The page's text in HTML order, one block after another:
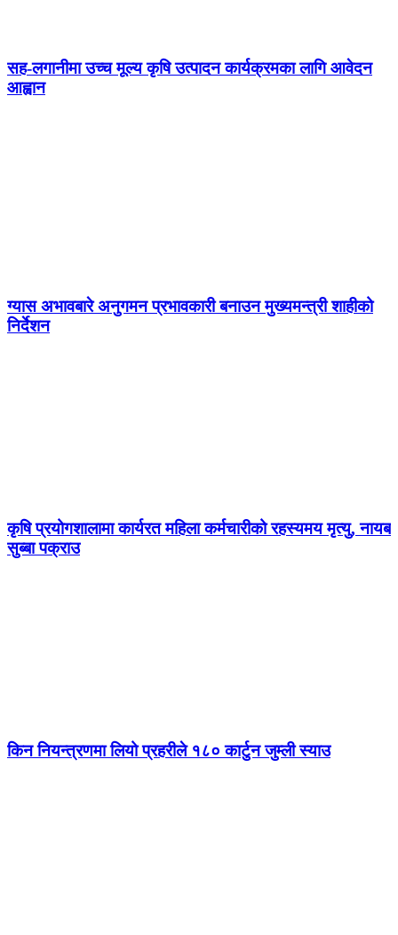
सह-लगानीमा उच्च मूल्य कृषि उत्पादन कार्यक्रमका लागि आवेदन
आह्वान
ग्यास अभावबारे अनुगमन प्रभावकारी बनाउन मुख्यमन्त्री शाहीको
निर्देशन
कृषि प्रयोगशालामा कार्यरत महिला कर्मचारीको रहस्यमय मृत्यु, नायब
सुब्बा पक्राउ
किन नियन्त्रणमा लियो प्रहरीले १८० कार्टुन जुम्ली स्याउ